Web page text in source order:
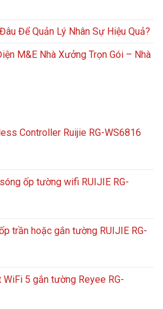
Để Quản Lý Nhân Sự Hiệu Quả?
M&E Nhà Xưởng Trọn Gói – Nhà
Controller Ruijie RG-WS6816
ốp tường wifi RUIJIE RG-
trần hoặc gắn tường RUIJIE RG-
5 gắn tường Reyee RG-